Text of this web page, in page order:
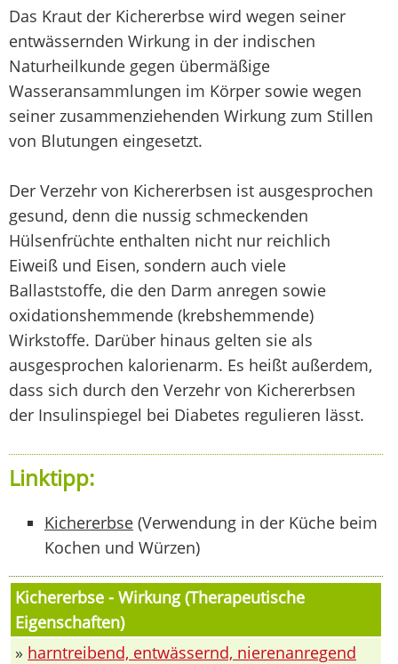
Das Kraut der Kichererbse wird wegen seiner
entwässernden Wirkung in der indischen
Naturheilkunde gegen übermäßige
Wasseransammlungen im Körper sowie wegen
seiner zusammenziehenden Wirkung zum Stillen
von Blutungen eingesetzt.
Der Verzehr von Kichererbsen ist ausgesprochen
gesund, denn die nussig schmeckenden
Hülsenfrüchte enthalten nicht nur reichlich
Eiweiß und Eisen, sondern auch viele
Ballaststoffe, die den Darm anregen sowie
oxidationshemmende (krebshemmende)
Wirkstoffe. Darüber hinaus gelten sie als
ausgesprochen kalorienarm. Es heißt außerdem,
dass sich durch den Verzehr von Kichererbsen
der Insulinspiegel bei Diabetes regulieren lässt.
Linktipp:
Kichererbse (Verwendung in der Küche beim
Kochen und Würzen)
Kichererbse - Wirkung (Therapeutische
Eigenschaften)
» harntreibend, entwässernd, nierenanregend